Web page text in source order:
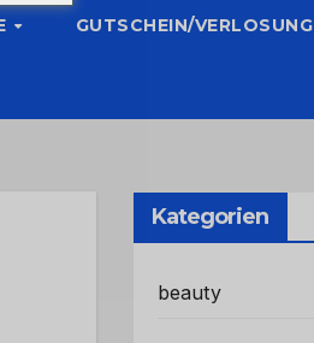
GUTSCHEIN/VERLOSUNG
Kategorien
beauty